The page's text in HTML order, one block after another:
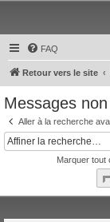
FAQ
Retour vers le site
Messages
Aller à la recherche
Marquer tout